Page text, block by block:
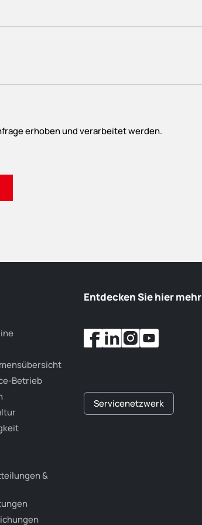
erhoben und verarbeitet werden.
Betrieb
&
Entdecken Sie hier mehr
Servicenetzwerk